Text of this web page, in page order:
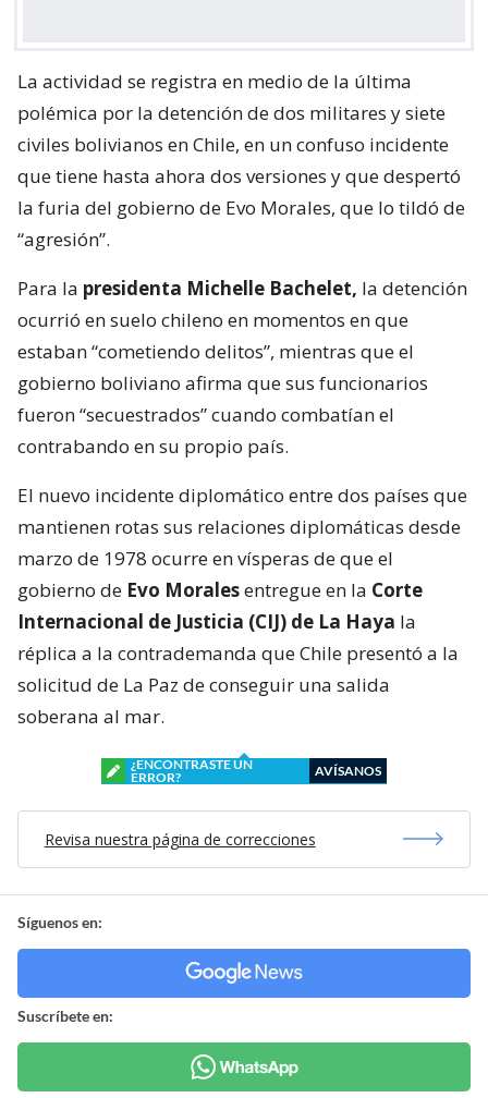
La actividad se registra en medio de la última
polémica por la detención de dos militares y siete
civiles bolivianos en Chile, en un confuso incidente
que tiene hasta ahora dos versiones y que despertó
la furia del gobierno de Evo Morales, que lo tildó de
“agresión”.
Para la presidenta Michelle Bachelet, la detención
ocurrió en suelo chileno en momentos en que
estaban “cometiendo delitos”, mientras que el
gobierno boliviano afirma que sus funcionarios
fueron “secuestrados” cuando combatían el
contrabando en su propio país.
El nuevo incidente diplomático entre dos países que
mantienen rotas sus relaciones diplomáticas desde
marzo de 1978 ocurre en vísperas de que el
gobierno de Evo Moralesentregue en la Corte
Internacional de Justicia (CIJ) de La Haya la
réplica a la contrademanda que Chile presentó a la
solicitud de La Paz de conseguir una salida
soberana al mar.
¿ENCONTRASTE UN
ERROR?
AVÍSANOS
Revisa nuestra página de correcciones
Síguenos en:
Suscríbete en: